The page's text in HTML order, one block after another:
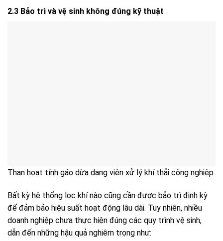
2.3 Bảo trì và vệ sinh không đúng kỹ thuật
Than hoạt tính gáo dừa dạng viên xử lý khí thải công nghiệp
Bất kỳ hệ thống lọc khí nào cũng cần được bảo trì định kỳ
để đảm bảo hiệu suất hoạt động lâu dài. Tuy nhiên, nhiều
doanh nghiệp chưa thực hiện đúng các quy trình vệ sinh,
dẫn đến những hậu quả nghiêm trọng như: